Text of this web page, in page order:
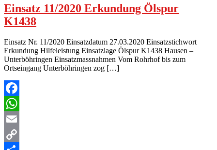
Einsatz 11/2020 Erkundung Ölspur
K1438
Einsatz Nr. 11/2020 Einsatzdatum 27.03.2020 Einsatzstichwort
Erkundung Hilfeleistung Einsatzlage Ölspur K1438 Hausen –
Unterböhringen Einsatzmassnahmen Vom Rohrhof bis zum
Ortseingang Unterböhringen zog […]
Facebook
WhatsApp
Email